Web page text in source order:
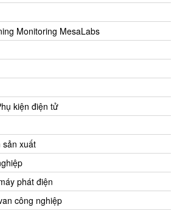
Monitoring MesaLabs
kiện điện tử
sản xuất
phát điện
công nghiệp